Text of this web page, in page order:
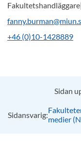
+46 (0)10-1428889
Sidan
Sidansvarig:medier